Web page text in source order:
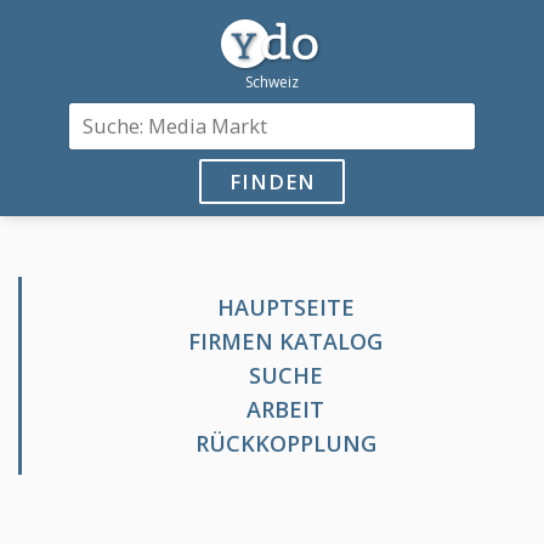
FINDEN
HAUPTSEITE
FIRMEN KATALOG
SUCHE
ARBEIT
RÜCKKOPPLUNG